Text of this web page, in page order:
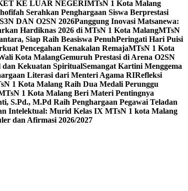
KE LUAR NEGERIMTsN 1 Kota Malang
Serahkan Penghargaan Siswa Berprestasi
DAN O2SN 2026Panggung Inovasi Matsanewa:
Hardiknas 2026 di MTsN 1 Kota MalangMTsN
Siap Raih Beasiswa PenuhPeringati Hari Puisi
Pencegahan Kenakalan RemajaMTsN 1 Kota
Kota MalangGemuruh Prestasi di Arena O2SN
dan Kekuatan SpiritualSemangat Kartini Menggema
Literasi dari Menteri Agama RIRefleksi
1 Kota Malang Raih Dua Medali Perunggu
1 Kota Malang Beri Materi Pentingnya
S.Pd., M.Pd Raih Penghargaan Pegawai Teladan
Intelektual: Murid Kelas IX MTsN 1 kota Malang
dan Afirmasi 2026/2027